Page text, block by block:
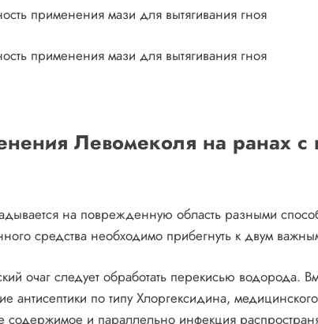
Левомеколя на ранах с
на поврежденную область разными
средства необходимо прибегнуть к двум
очаг следует обработать перекисью водорода.
антисептики по типу Хлоргексидина,
содержимое и параллельно инфекция